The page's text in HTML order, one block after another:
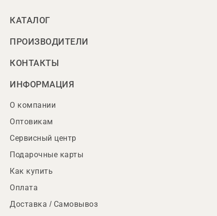
КАТАЛОГ
ПРОИЗВОДИТЕЛИ
КОНТАКТЫ
ИНФОРМАЦИЯ
О компании
Оптовикам
Сервисный центр
Подарочные карты
Как купить
Оплата
Доставка / Самовывоз